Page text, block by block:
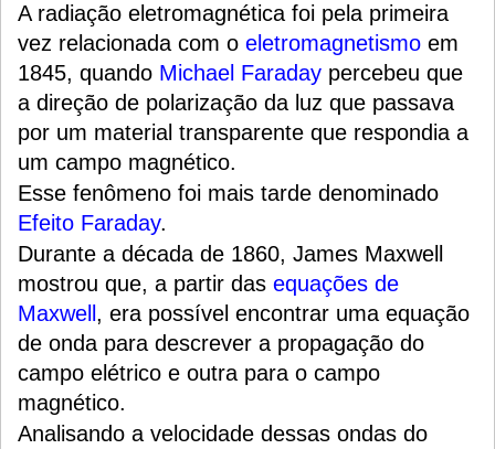
A radiação eletromagnética foi pela primeira
vez relacionada com o eletromagnetismo em
1845, quando Michael Faraday percebeu que
a direção de polarização da luz que passava
por um material transparente que respondia a
um campo magnético.
Esse fenômeno foi mais tarde denominado
Efeito Faraday.
Durante a década de 1860, James Maxwell
mostrou que, a partir das equações de
Maxwell , era possível encontrar uma equação
de onda para descrever a propagação do
campo elétrico e outra para o campo
magnético.
Analisando a velocidade dessas ondas do